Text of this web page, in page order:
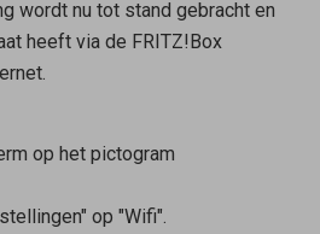
wordt nu tot stand gebracht en
heeft via de FRITZ!Box
op het pictogram
op "Wifi".